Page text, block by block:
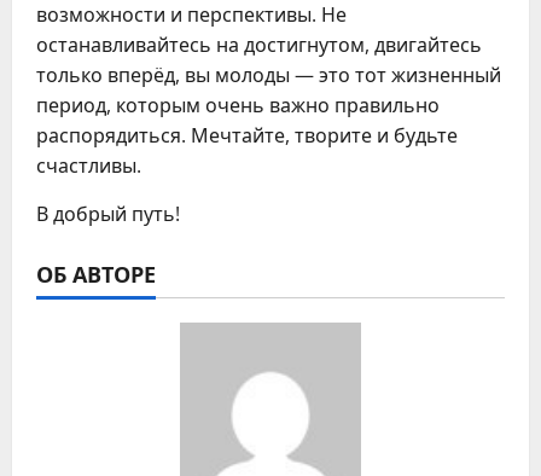
возможности и перспективы. Не
останавливайтесь на достигнутом, двигайтесь
только вперёд, вы молоды — это тот жизненный
период, которым очень важно правильно
распорядиться. Мечтайте, творите и будьте
счастливы.
В добрый путь!
ОБ АВТОРЕ